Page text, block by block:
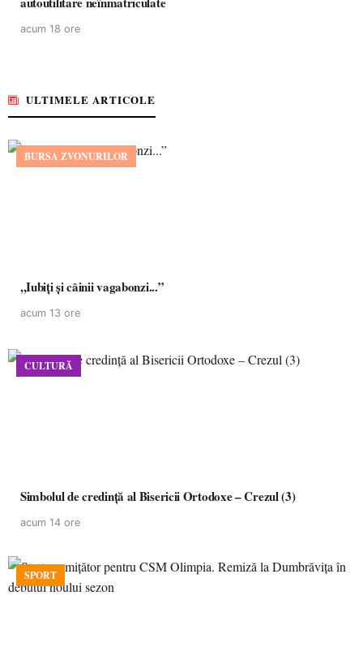
acum 18 ore
ULTIMELE ARTICOLE
BURSA ZVONURILOR
,,Iubiți și câinii vagabonzi...”
acum 13 ore
CULTURĂ
Simbolul de credinţă al Bisericii Ortodoxe – Crezul (3)
acum 14 ore
SPORT